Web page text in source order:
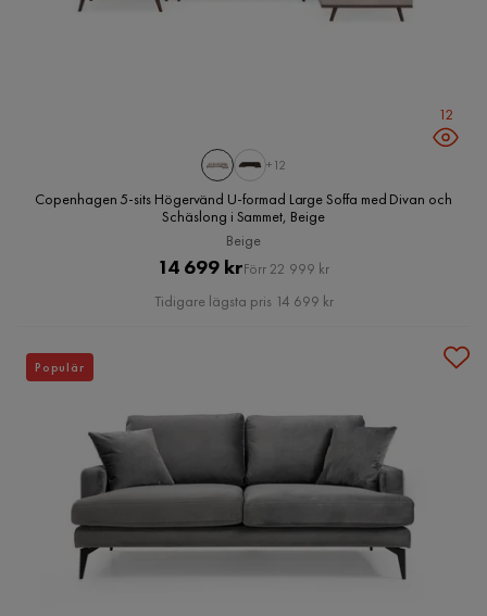
12
+12
Copenhagen 5-sits Högervänd U-formad Large Soffa med Divan och
Schäslong i Sammet, Beige
Beige
Pris
14 699 krOriginal
Pris
Förr 22 999 kr
Tidigare lägsta pris 14 699 kr
Populär